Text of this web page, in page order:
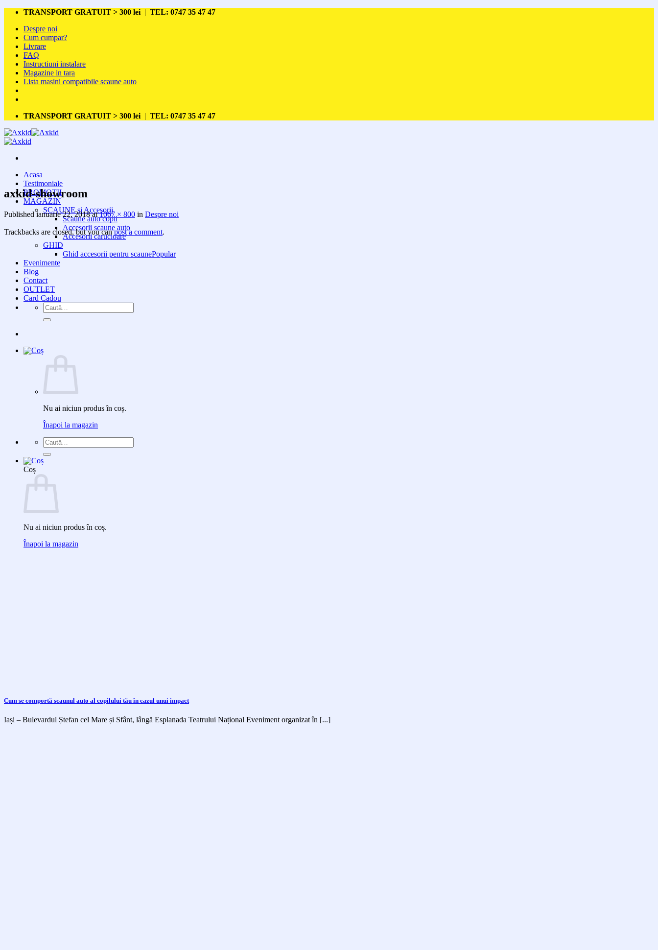
Skip
content
TRANSPORT GRATUIT > 300 lei | TEL: 0747 35 47 47
Despre noi
Cum cumpar?
Livrare
FAQ
Instructiuni instalare
Magazine in tara
Lista masini compatibile scaune auto
TRANSPORT GRATUIT > 300 lei | TEL: 0747 35 47 47
Acasa
Testimoniale
PROMOTII
MAGAZIN
SCAUNE si Accesorii
Scaune auto copii
Accesorii scaune auto
Accesorii carucioare
GHID
Ghid accesorii pentru scaune
Evenimente
Blog
Contact
OUTLET
Card Cadou
Caută
după:
Nu ai niciun produs în coș.
Înapoi la magazin
Caută
după:
Coș
Nu ai niciun produs în coș.
Înapoi la magazin
axkid-showroom
Publishedianuarie 22, 2018at1067 × 800 in Despre noi
Trackbacks are closed, but you canpost a comment.
Cum se comportă scaunul auto al copilului tău în cazul unui impact
Iași – Bulevardul Ștefan cel Mare și Sfânt, lângă Esplanada Teatrului Național Eveniment organizat în [...]